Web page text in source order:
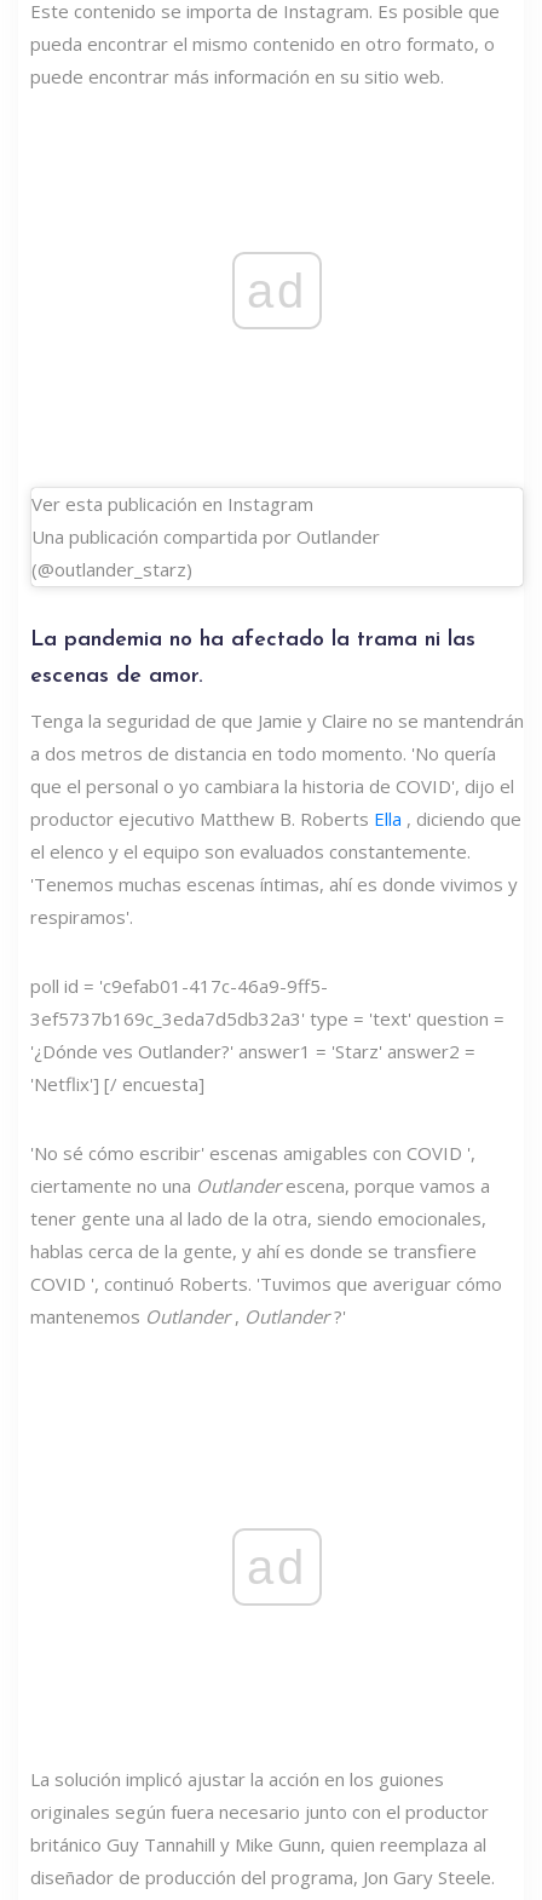
Este contenido se importa de Instagram. Es posible que
pueda encontrar el mismo contenido en otro formato, o
puede encontrar más información en su sitio web.
ad
Ver esta publicación en Instagram
Una publicación compartida por Outlander
(@outlander_starz)
La pandemia no ha afectado la trama ni las
escenas de amor.
Tenga la seguridad de que Jamie y Claire no se mantendrán
a dos metros de distancia en todo momento. 'No quería
que el personal o yo cambiara la historia de COVID', dijo el
productor ejecutivo Matthew B. Roberts Ella , diciendo que
el elenco y el equipo son evaluados constantemente.
'Tenemos muchas escenas íntimas, ahí es donde vivimos y
respiramos'.
poll id = 'c9efab01-417c-46a9-9ff5-
3ef5737b169c_3eda7d5db32a3' type = 'text' question =
'¿Dónde ves Outlander?' answer1 = 'Starz' answer2 =
'Netflix'] [/ encuesta]
'No sé cómo escribir' escenas amigables con COVID ',
ciertamente no una Outlanderescena, porque vamos a
tener gente una al lado de la otra, siendo emocionales,
hablas cerca de la gente, y ahí es donde se transfiere
COVID ', continuó Roberts. 'Tuvimos que averiguar cómo
mantenemos Outlander, Outlander?'
ad
La solución implicó ajustar la acción en los guiones
originales según fuera necesario junto con el productor
británico Guy Tannahill y Mike Gunn, quien reemplaza al
diseñador de producción del programa, Jon Gary Steele.